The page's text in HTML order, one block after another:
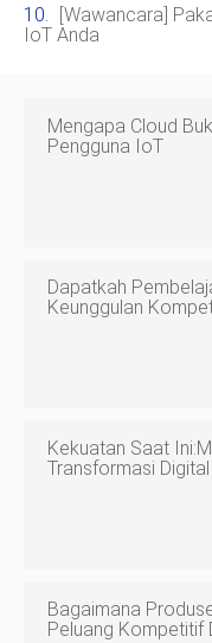
[Wawancara]
IoT Anda
Mengapa Cloud
Pengguna IoT
Dapatkah
Keunggulan
Kekuatan Saat
Transformasi
Bagaimana
Peluang Kompetitif